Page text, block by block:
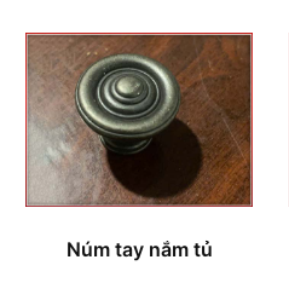
Núm tay nắm tủ